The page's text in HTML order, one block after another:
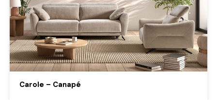
Carole – Canapé